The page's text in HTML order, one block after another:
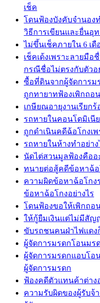
เช็ค
โดนฟ้องบังคับจำนอง
วิธีการเขียนและยื่นอุ
ไม่ขึ้นเช็คภายใน 6 เ
เช็คเด้งเพราะลายมื
กรณีชื่อไม่ตรงกับตัวอ
ซื้อที่ดินจากผู้จัดการม
ถูกทายาทฟ้องเพิกถอ
เกษียณอายุงานเรียก
รถหายในคอนโดมิเนี
ถูกดำเนินคดีฉ้อโกงเ
รถหายในห้างทำอย่า
นัดไต่สวนมูลฟ้องคืออ
ทนายต่อสู้คดีข้อหาฉ้อ
ความผิดข้อหาฉ้อโกง
ข้อหาฉ้อโกงอย่างไร
โดนฟ้องขอให้เพิกถ
ให้กู้ยืมเงินแต่ไม่มีสัญ
ขับรถชนคนฝ่าไฟแดง
ผู้จัดการมรดกโอนมร
ผู้จัดการมรดกแอบโอ
ผู้จัดการมรดก
ฟ้องคดีตัวแทนค้าต่าง
ความรับผิดของผู้รับจ้